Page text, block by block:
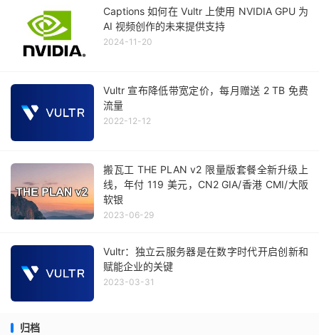
Captions 如何在 Vultr 上使用 NVIDIA GPU 为
AI 视频创作的未来提供支持
2024-11-20
Vultr 宣布降低带宽定价，每月赠送 2 TB 免费
流量
2022-12-12
搬瓦工 THE PLAN v2 限量版套餐全新升级上
线，年付 119 美元，CN2 GIA/香港 CMI/大阪
软银
2023-06-29
Vultr：独立云服务器是在数字时代开启创新和
赋能企业的关键
2023-03-31
归档